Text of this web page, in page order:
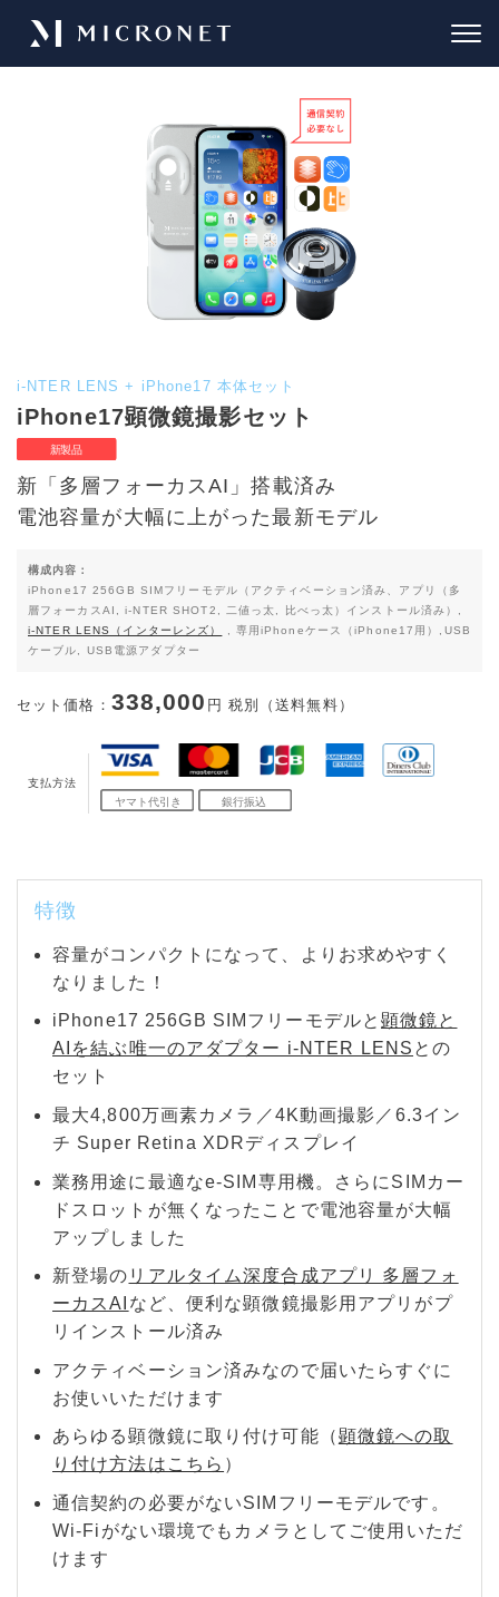
i-NTER LENS + iPhone17 本体セット
iPhone17顕微鏡撮影セット
新「多層フォーカスAI」搭載済み
電池容量が大幅に上がった最新モデル
構成内容：
iPhone17 256GB SIMフリーモデル（アクティベーション済み、アプリ（多
層フォーカスAI, i-NTER SHOT2, 二値っ太, 比べっ太）インストール済み）,
i-NTER LENS（インターレンズ）
, 専用iPhoneケース（iPhone17用）,USB
ケーブル, USB電源アダプター
セット価格： 338,000 円 税別（送料無料）
支払方法
特徴
容量がコンパクトになって、よりお求めやすく
なりました！
iPhone17 256GB SIMフリーモデルと 顕微鏡と
AIを結ぶ唯一のアダプター i-NTER LENS との
セット
最大4,800万画素カメラ／4K動画撮影／6.3イン
チ Super Retina XDRディスプレイ
業務用途に最適なe-SIM専用機。さらにSIMカー
ドスロットが無くなったことで電池容量が大幅
アップしました
新登場の リアルタイム深度合成アプリ 多層フォ
ーカスAI など、便利な顕微鏡撮影用アプリがプ
リインストール済み
アクティベーション済みなので届いたらすぐに
お使いいただけます
あらゆる顕微鏡に取り付け可能（顕微鏡への取
り付け方法はこちら ）
通信契約の必要がないSIMフリーモデルです。
Wi-Fiがない環境でもカメラとしてご使用いただ
けます